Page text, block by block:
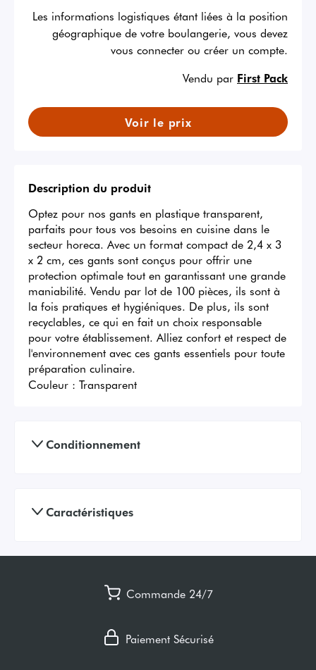
Les informations logistiques étant liées à la position
géographique de votre boulangerie, vous devez
vous connecter ou créer un compte.
Vendu par First Pack
Voir le prix
Description du produit
Optez pour nos gants en plastique transparent,
parfaits pour tous vos besoins en cuisine dans le
secteur horeca. Avec un format compact de 2,4 x 3
x 2 cm, ces gants sont conçus pour offrir une
protection optimale tout en garantissant une grande
maniabilité. Vendu par lot de 100 pièces, ils sont à
la fois pratiques et hygiéniques. De plus, ils sont
recyclables, ce qui en fait un choix responsable
pour votre établissement. Alliez confort et respect de
l'environnement avec ces gants essentiels pour toute
préparation culinaire.
Couleur : Transparent
Conditionnement
Caractéristiques
Commande 24/7
Paiement Sécurisé